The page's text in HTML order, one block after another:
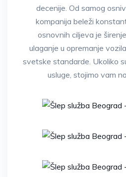
decenije. Od samog
kompanija beleži
osnovnih ciljeva je
ulaganje u opremanje
svetske standarde. Ukoliko
usluge, stojimo vam